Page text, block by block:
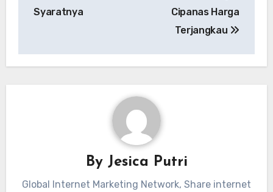
Syaratnya
Cipanas Harga
Terjangkau
By Jesica Putri
Global Internet Marketing Network, Share internet